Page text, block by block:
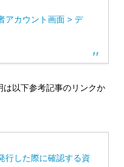
カウント画面 > デ
は以下参考記事のリンクか
行した際に確認する資